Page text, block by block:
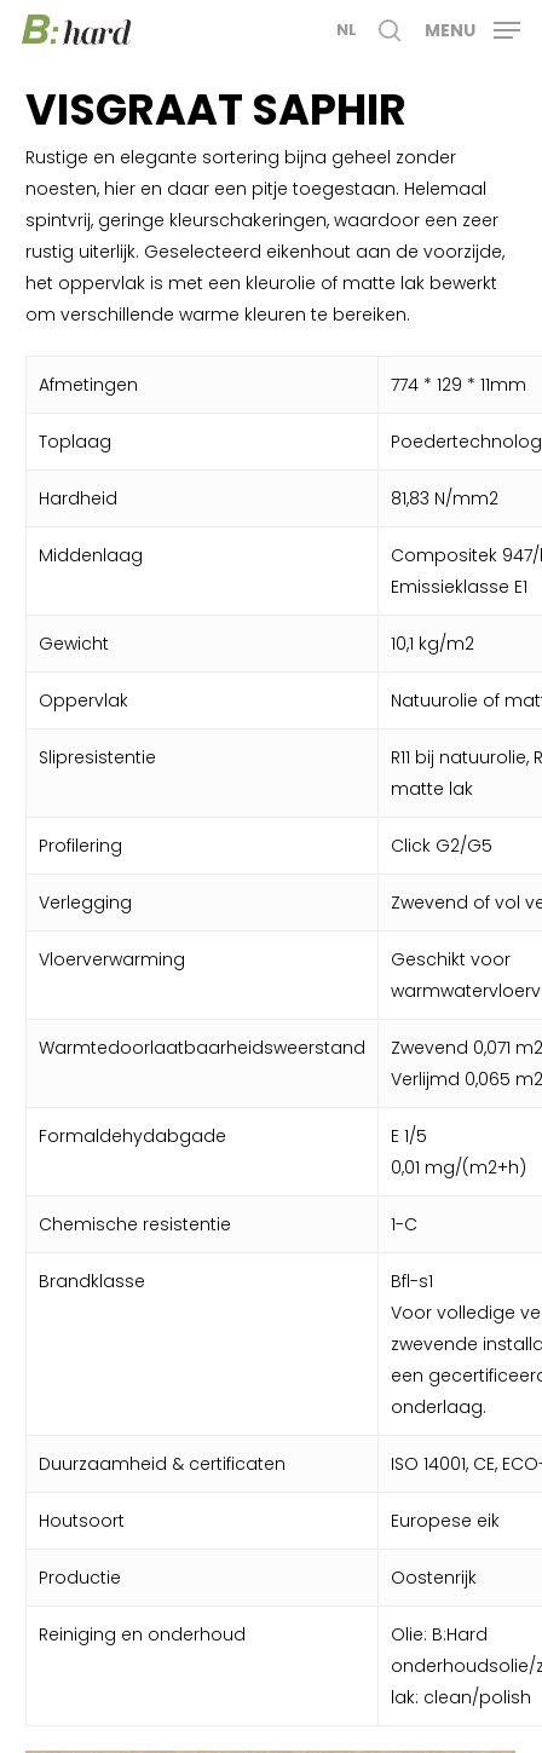
Skip
content
NL MENU
VISGRAAT SAPHIR
Rustige en elegante sortering bijna geheel zonder
noesten, hier en daar een pitje toegestaan. Helemaal
spintvrij, geringe kleurschakeringen, waardoor een zeer
rustig uiterlijk. Geselecteerd eikenhout aan de voorzijde,
het oppervlak is met een kleurolie of matte lak bewerkt
om verschillende warme kleuren te bereiken.
Afmetingen 774 * 129 * 11mm
Toplaag
Hardheid 81,83 N/mm2
Middenlaag
Compositek
Emissieklasse E1
Gewicht 10,1 kg/m2
Oppervlak Natuurolie of
Slipresistentie
R11 bij natuurolie,
matte lak
Profilering Click G2/G5
Verlegging Zwevend of vol
Vloerverwarming
Geschikt voor
Warmtedoorlaatbaarheidsweerstand
Zwevend 0,071
Verlijmd 0,065
Formaldehydabgade
E 1/5
0,01 mg/(m2+h)
Chemische resistentie 1-C
Brandklasse
Bfl-s1
Voor volledige
zwevende
een
onderlaag.
Duurzaamheid & certificaten ISO 14001, CE,
Houtsoort Europese eik
Productie Oostenrijk
Reiniging en onderhoud
Olie: B:Hard
onderhoudsolie/
lak: clean/polish